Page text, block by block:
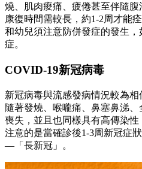
燒、肌肉痠痛、疲倦甚至伴隨腹
康復時間需較長，約1-2周才能
和幼兒須注意防併發症的發生
症。
COVID-19新冠病毒
新冠病毒與流感發病情況較為
隨著發燒、喉嚨痛、鼻塞鼻涕
喪失，並且也同樣具有高傳染
注意的是當確診後1-3周新冠症
—「長新冠」。